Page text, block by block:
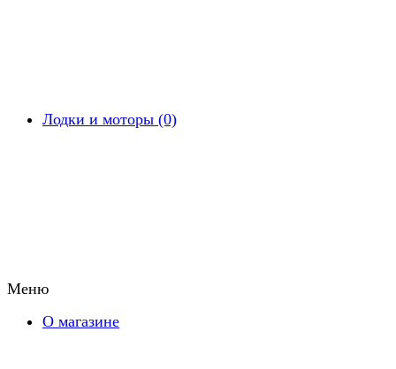
Лодки и моторы (0)
Меню
О магазине